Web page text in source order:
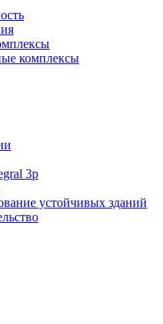
комплексы
3p
устойчивых зданий